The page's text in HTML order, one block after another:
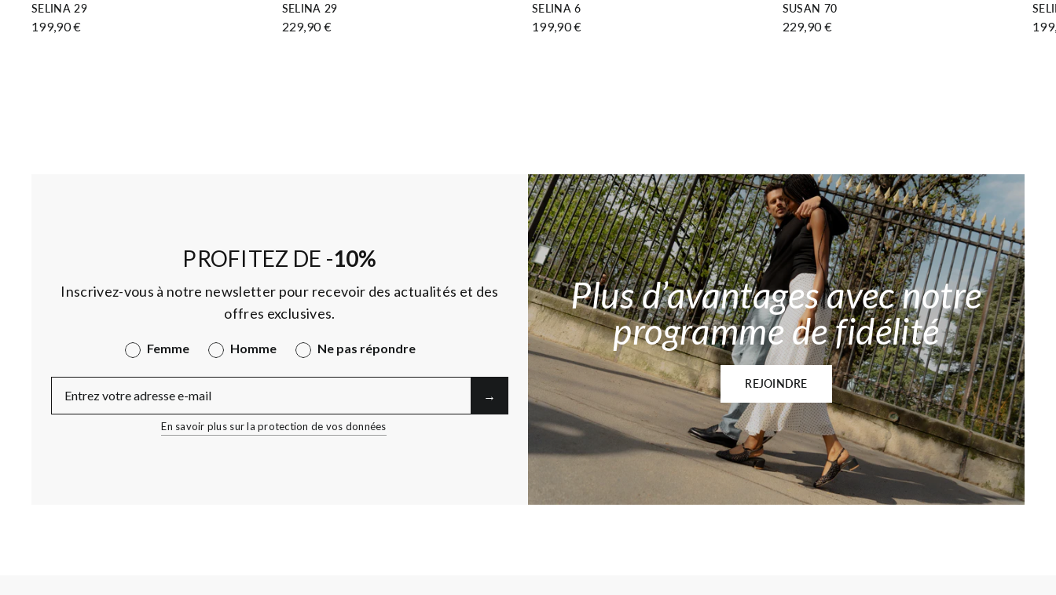
SELINA 29
199,90 €
SELINA 29
229,90 €
SELINA 6
199,90 €
SUSAN 70
229,90 €
PROFITEZ DE -10%
Inscrivez-vous à notre newsletter pour recevoir des actualités et des
offres exclusives.
Femme Homme Ne pas répondre
→︎
En savoir plus sur la protection de vos données
Plus d’avantages avec notre
programme de fidélité
REJOINDRE